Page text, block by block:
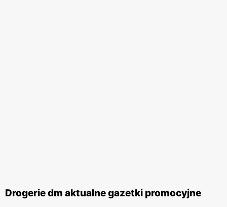
Drogerie dm aktualne gazetki promocyjne